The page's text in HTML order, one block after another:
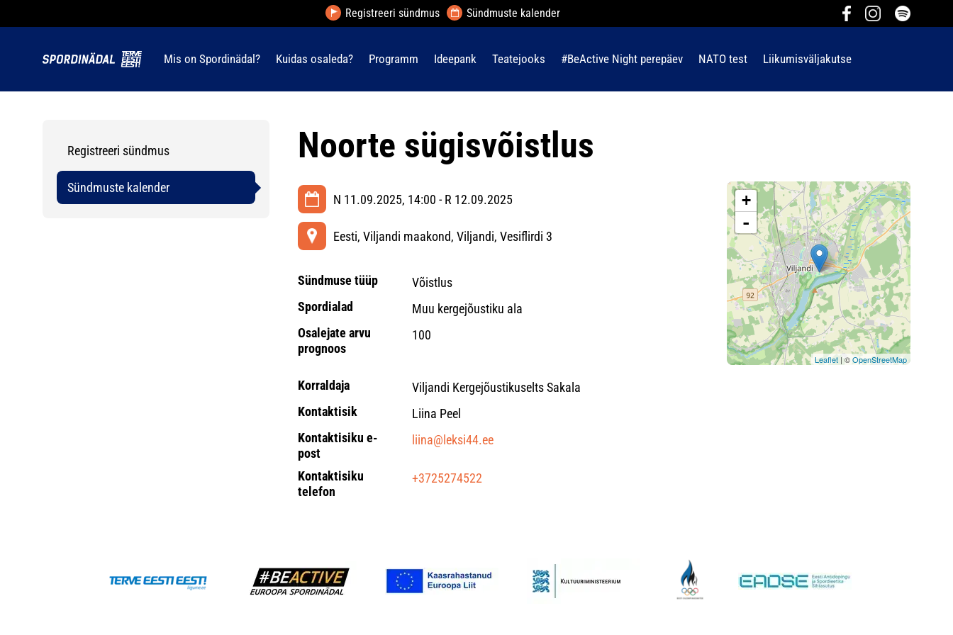
Registreeri sündmus Sündmuste kalender
Mis on Spordinädal? Kuidas osaleda? Programm Ideepank Teatejooks #BeActive Night perepäev NATO test Liikumisväljakutse
Registreeri sündmus
Sündmuste kalender
Noorte sügisvõistlus
N 11.09.2025, 14:00 - R 12.09.2025
Eesti, Viljandi maakond, Viljandi, Vesiflirdi 3
Sündmuse tüüp
Võistlus
Spordialad
Muu kergejõustiku ala
Osalejate arvu
prognoos
100
Korraldaja
Viljandi Kergejõustikuselts Sakala
Kontaktisik
Liina Peel
Kontaktisiku e-
post
liina@leksi44.ee
Kontaktisiku
telefon
+3725274522
+
-
Leaflet | ©OpenStreetMap